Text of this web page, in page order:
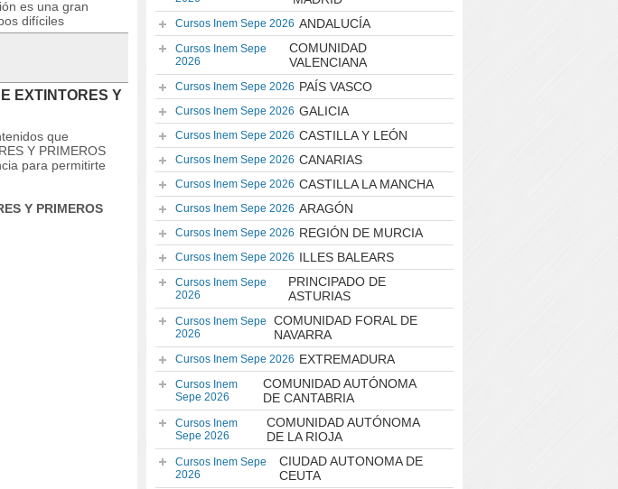
es una gran
difíciles
EXTINTORES Y
que
Y PRIMEROS
para permitirte
Y PRIMEROS
Cursos Inem Sepe 2026 ANDALUCÍA
Cursos Inem Sepe
2026
COMUNIDAD
VALENCIANA
Cursos Inem Sepe 2026 PAÍS VASCO
Cursos Inem Sepe 2026 GALICIA
Cursos Inem Sepe 2026 CASTILLA Y LEÓN
Cursos Inem Sepe 2026 CANARIAS
Cursos Inem Sepe 2026 CASTILLA LA MANCHA
Cursos Inem Sepe 2026 ARAGÓN
Cursos Inem Sepe 2026 REGIÓN DE MURCIA
Cursos Inem Sepe 2026 ILLES BALEARS
Cursos Inem Sepe
2026
PRINCIPADO DE
ASTURIAS
Cursos Inem Sepe
2026
COMUNIDAD FORAL DE
NAVARRA
Cursos Inem Sepe 2026 EXTREMADURA
Cursos Inem
Sepe 2026
COMUNIDAD AUTÓNOMA
DE CANTABRIA
Cursos Inem
Sepe 2026
COMUNIDAD AUTÓNOMA
DE LA RIOJA
Cursos Inem Sepe
2026
CIUDAD AUTONOMA DE
CEUTA